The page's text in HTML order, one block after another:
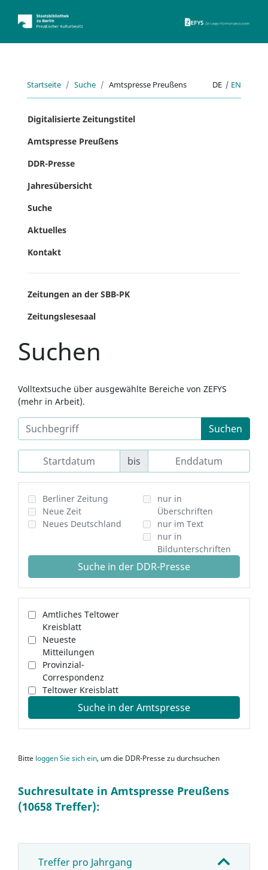
Startseite Suche Amtspresse Preußens DE | EN
Digitalisierte Zeitungstitel
Amtspresse Preußens
DDR-Presse
Jahresübersicht
Suche
Aktuelles
Kontakt
Zeitungen an der SBB-PK
Zeitungslesesaal
Suchen
Volltextsuche über ausgewählte Bereiche von ZEFYS
(mehr in Arbeit).
Suchen
bis
Berliner Zeitung
Neue Zeit
Neues Deutschland
nur in
Überschriften
nur im Text
nur in
Bildunterschriften
Suche in der DDR-Presse
Amtliches Teltower
Kreisblatt
Neueste
Mitteilungen
Provinzial-
Correspondenz
Teltower Kreisblatt
Suche in der Amtspresse
Bitte loggen Sie sich ein, um die DDR-Presse zu durchsuchen
Suchresultate in Amtspresse Preußens
(10658 Treffer):
Treffer pro Jahrgang